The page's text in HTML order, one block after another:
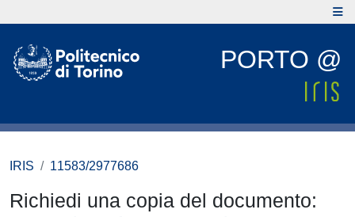
PORTO @
IRIS 11583/2977686
Richiedi una copia del documento: